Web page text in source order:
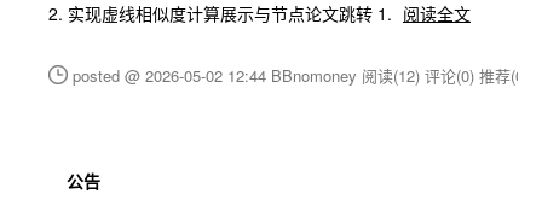
2. 实现虚线相似度计算展示与节点论文跳转 1. 阅读全文
posted @ 2026-05-02 12:44 BBnomoney 阅读(12) 评论(0) 推荐(0)
公告